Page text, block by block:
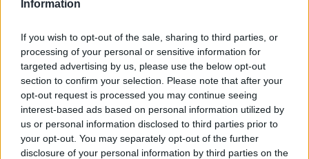
Information
If you wish to opt-out of the sale, sharing to third parties, or
processing of your personal or sensitive information for
targeted advertising by us, please use the below opt-out
section to confirm your selection. Please note that after your
opt-out request is processed you may continue seeing
interest-based ads based on personal information utilized by
us or personal information disclosed to third parties prior to
your opt-out. You may separately opt-out of the further
disclosure of your personal information by third parties on the
συνολική λειτουργία οργανισμού
τεστοστερόνη
Έρευνα:
https://pubmed.ncbi.nlm.nih.gov/
Tribulus Terrestris